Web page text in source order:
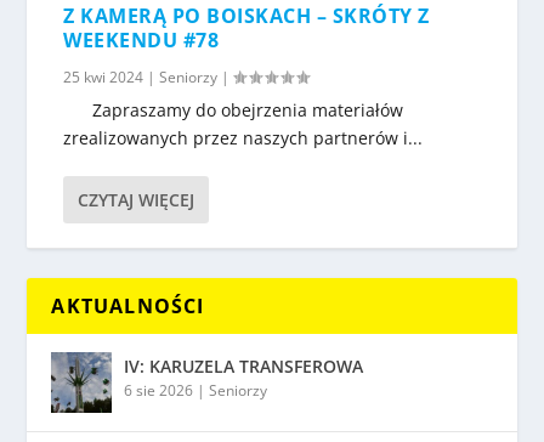
Z KAMERĄ PO BOISKACH – SKRÓTY Z
WEEKENDU #78
25 kwi 2024 |Seniorzy |
Zapraszamy do obejrzenia materiałów
zrealizowanych przez naszych partnerów i...
CZYTAJ WIĘCEJ
AKTUALNOŚCI
IV: KARUZELA TRANSFEROWA
6 sie 2026 |Seniorzy